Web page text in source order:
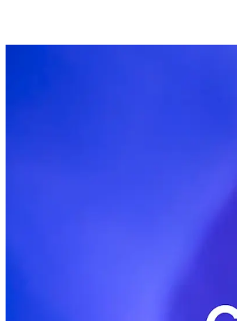
SDK 初始化時配置（例如
將 model 設為「GPT-5.3-
簡單指令，確認回應結構、